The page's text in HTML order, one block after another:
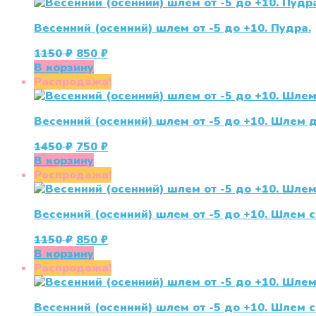
странице
Весенний (осенний) шлем от -5 до +10. Пудра.
1150₽ Первоначальная
цена
составляла
1150 ₽.
850 ₽Текущая
850 ₽.
В корзину
Распродажа!
Весенний (осенний) шлем от -5 до +10. Шлем
1450₽ Первоначальная
цена
составляла
1450 ₽.
750 ₽Текущая
750 ₽.
В корзину
Распродажа!
Весенний (осенний) шлем от -5 до +10. Шлем
1150₽ Первоначальная
цена
составляла
1150 ₽.
850 ₽Текущая
850 ₽.
В корзину
Распродажа!
Весенний (осенний) шлем от -5 до +10. Шлем